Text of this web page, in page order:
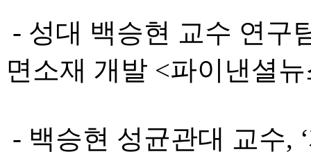
- 성대 백승현 교수 연구
면소재 개발 <파이낸셜뉴
- 백승현 성균관대 교수,